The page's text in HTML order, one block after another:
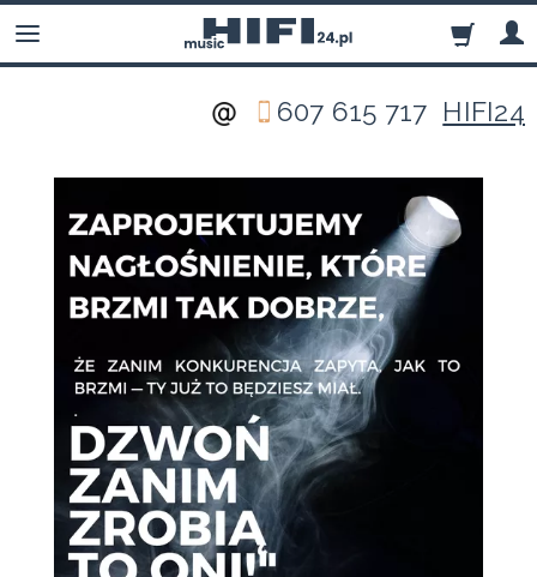
607 615 717 HIFI24